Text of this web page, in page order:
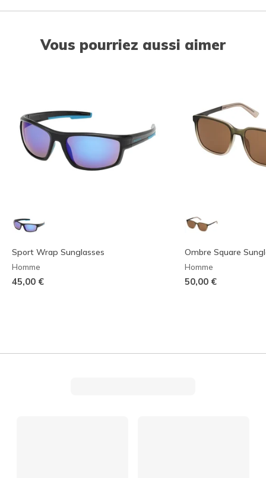
Vous pourriez aussi aimer
Sport Wrap Sunglasses
Homme
45,00 €
Ombre Square
Homme
50,00 €